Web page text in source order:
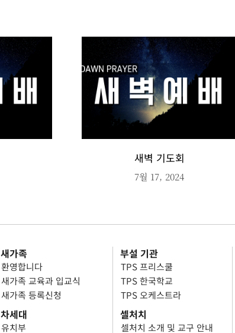
새벽 기도회
7월 17, 2024
새가족
환영합니다
새가족 교육과 입교식
새가족 등록신청
차세대
유치부
부설 기관
TPS 프리스쿨
TPS 한국학교
TPS 오케스트라
셀처치
셀처치 소개 및 교구 안내